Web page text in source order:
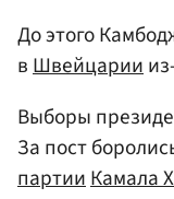
До этого
вШвейцарии
Выборы
За пост
партииКамала